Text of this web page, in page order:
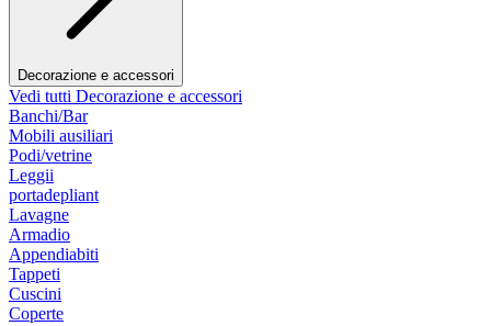
Decorazione e accessori
Vedi tutti Decorazione e accessori
Banchi/Bar
Mobili ausiliari
Podi/vetrine
Leggii
portadepliant
Lavagne
Armadio
Appendiabiti
Tappeti
Cuscini
Coperte